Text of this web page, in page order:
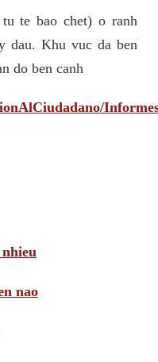
te bao chet) o ranh
dau. Khu vuc da ben
do ben canh
nao